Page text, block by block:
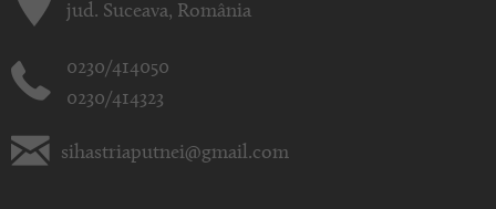
jud. Suceava, România
0230/414050
0230/414323
sihastriaputnei@gmail.com